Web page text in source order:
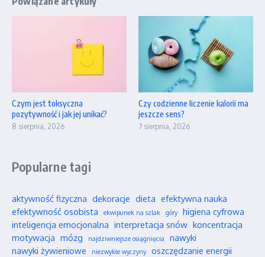
Czym jest toksyczna
pozytywność i jak jej unikać?
8 sierpnia, 2026
Czy codzienne liczenie kalorii ma
jeszcze sens?
7 sierpnia, 2026
Popularne tagi
aktywność fizyczna dekoracje dieta efektywna nauka
efektywność osobista
ekwipunek na szlak góry
higiena cyfrowa
inteligencja emocjonalna interpretacja snów koncentracja
motywacja mózg najdziwniejsze osiągnięcia
nawyki
nawyki żywieniowe
niezwykłe wyczyny
oszczędzanie energii